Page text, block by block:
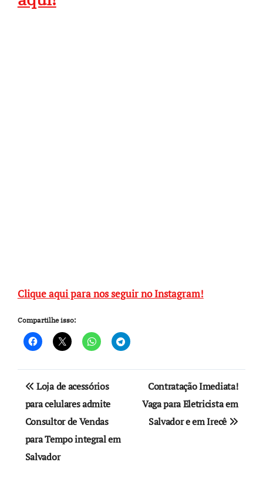
Clique aqui para nos seguir no Instagram!
Compartilhe isso:
Navegação
de
Post
Loja de acessórios
para celulares admite
Consultor de Vendas
para Tempo integral em
Salvador
Contratação Imediata!
Vaga para Eletricista em
Salvador e em Irecê